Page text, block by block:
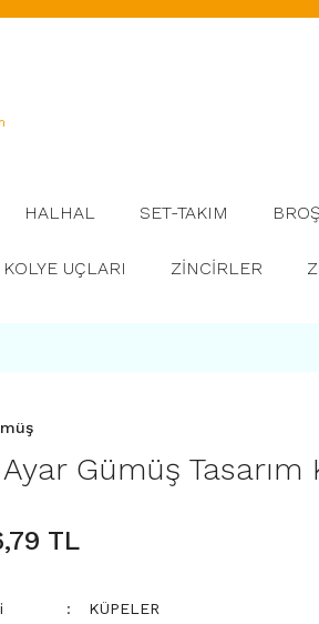
HALHAL SET-TAKIM
UÇLARI ZİNCİRLER
Gümüş Tasarım
TL
KÜPELER